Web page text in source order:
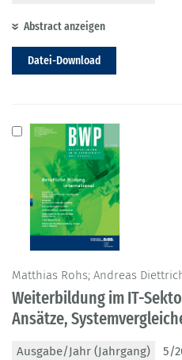
Abstract anzeigen
Datei-Download
Matthias Rohs; Andreas
Weiterbildung im IT-
Ansätze,
Ausgabe/Jahr (Jahrgang)
5/